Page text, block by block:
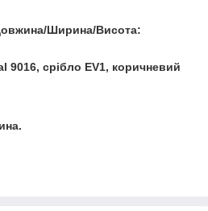
Ширина/Висота:
9016, срібло EV1, коричневий